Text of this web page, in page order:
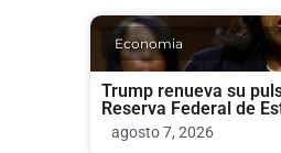
Economia
Trump renueva su
Reserva Federal de
agosto 7, 2026